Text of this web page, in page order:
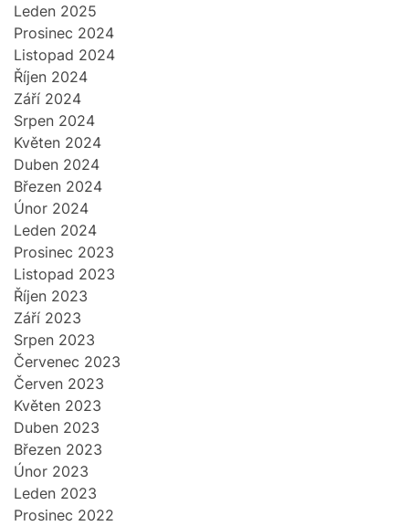
Leden 2025
Prosinec 2024
Listopad 2024
Říjen 2024
Září 2024
Srpen 2024
Květen 2024
Duben 2024
Březen 2024
Únor 2024
Leden 2024
Prosinec 2023
Listopad 2023
Říjen 2023
Září 2023
Srpen 2023
Červenec 2023
Červen 2023
Květen 2023
Duben 2023
Březen 2023
Únor 2023
Leden 2023
Prosinec 2022